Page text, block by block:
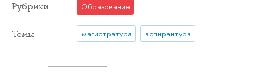
Рубрики Образование
Темы магистратура аспирантура